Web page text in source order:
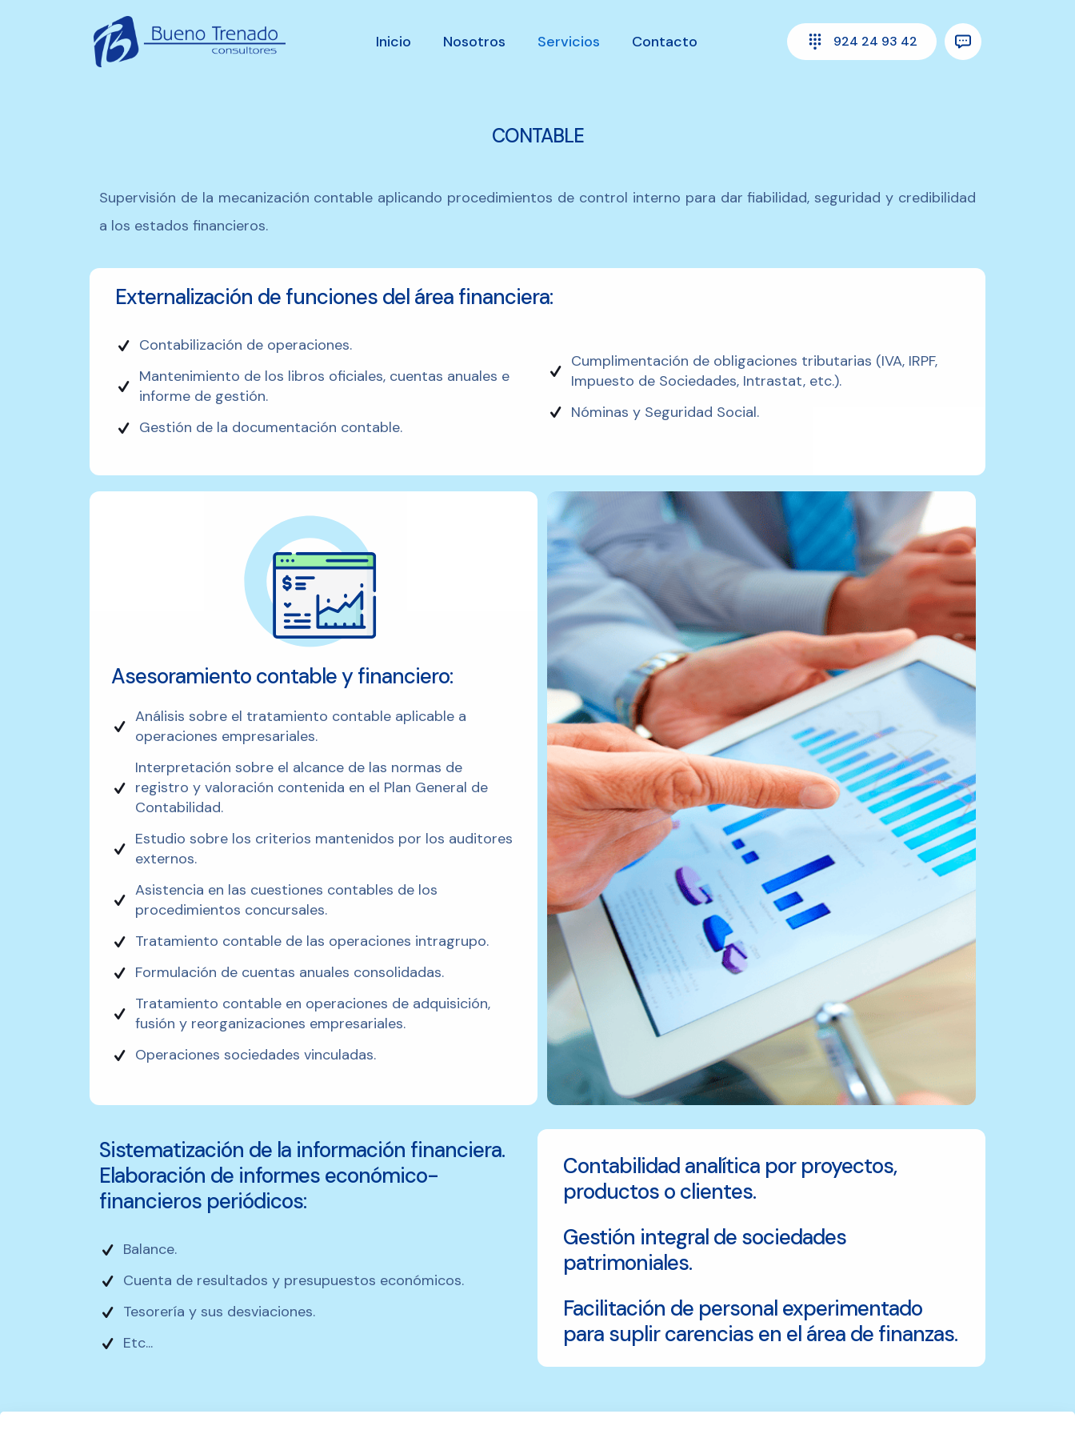
Inicio Nosotros Servicios Contacto 924 24 93 42
CONTABLE
Supervisión de la mecanización contable aplicando procedimientos de control interno para dar fiabilidad, seguridad y credibilidad
a los estados financieros.
Externalización de funciones del área financiera:
Contabilización de operaciones.
Mantenimiento de los libros oficiales, cuentas anuales e
informe de gestión.
Gestión de la documentación contable.
Cumplimentación de obligaciones tributarias (IVA, IRPF,
Impuesto de Sociedades, Intrastat, etc.).
Nóminas y Seguridad Social.
Asesoramiento contable y financiero:
Análisis sobre el tratamiento contable aplicable a
operaciones empresariales.
Interpretación sobre el alcance de las normas de
registro y valoración contenida en el Plan General de
Contabilidad.
Estudio sobre los criterios mantenidos por los auditores
externos.
Asistencia en las cuestiones contables de los
procedimientos concursales.
Tratamiento contable de las operaciones intragrupo.
Formulación de cuentas anuales consolidadas.
Tratamiento contable en operaciones de adquisición,
fusión y reorganizaciones empresariales.
Operaciones sociedades vinculadas.
Sistematización de la información financiera.
Elaboración de informes económico-
financieros periódicos:
Balance.
Cuenta de resultados y presupuestos económicos.
Tesorería y sus desviaciones.
Etc...
Contabilidad analítica por proyectos,
productos o clientes.
Gestión integral de sociedades
patrimoniales.
Facilitación de personal experimentado
para suplir carencias en el área de finanzas.